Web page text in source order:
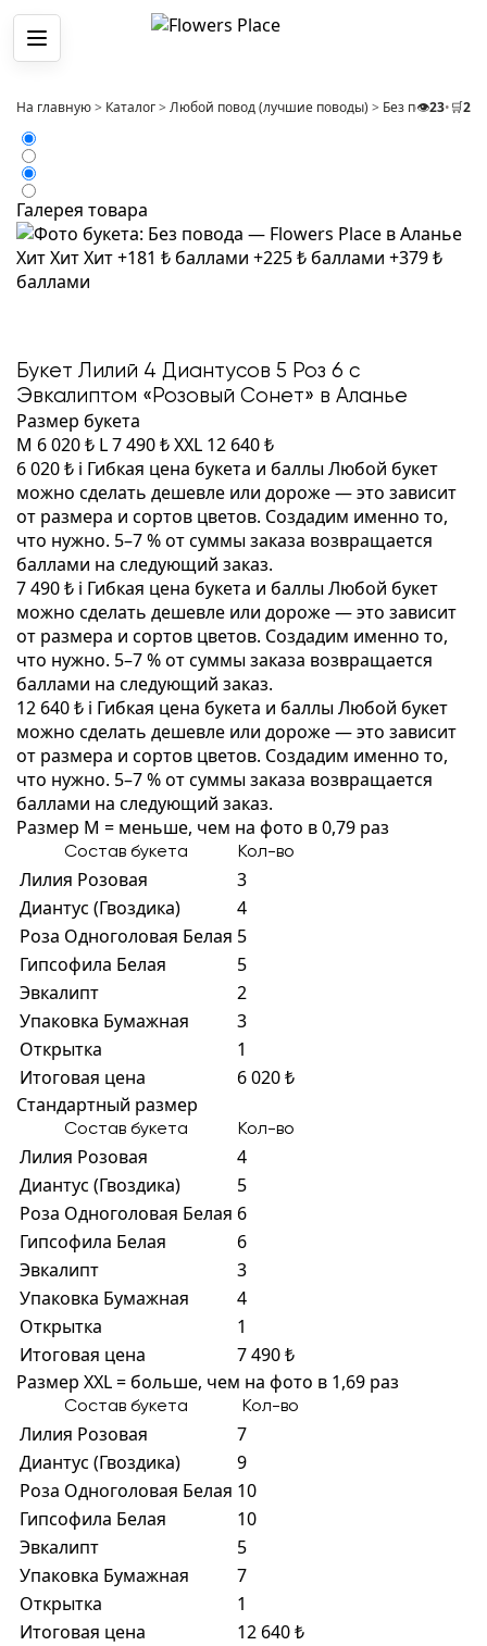
Меню
На главную> Каталог> Любой повод (лучшие поводы) > Без повода>
👁️23•🛒2
Галерея товара
ХитХитХит+181 ₺ баллами +225 ₺ баллами +379 ₺
баллами
Букет Лилий 4 Диантусов 5 Роз 6 с
Эвкалиптом «Розовый Сонет» в Аланье
Размер букета
M 6 020 ₺ L7 490 ₺XXL 12 640 ₺
6 020 ₺ i Гибкая цена букета и баллыЛюбой букет
можно сделать дешевле или дороже — это зависит
от размера и сортов цветов. Создадим именно то,
что нужно. 5–7 % от суммы заказа возвращается
баллами на следующий заказ.
7 490 ₺ i Гибкая цена букета и баллыЛюбой букет
можно сделать дешевле или дороже — это зависит
от размера и сортов цветов. Создадим именно то,
что нужно. 5–7 % от суммы заказа возвращается
баллами на следующий заказ.
12 640 ₺ i Гибкая цена букета и баллыЛюбой букет
можно сделать дешевле или дороже — это зависит
от размера и сортов цветов. Создадим именно то,
что нужно. 5–7 % от суммы заказа возвращается
баллами на следующий заказ.
Размер M = меньше, чем на фото в 0,79 раз
Состав букета Кол-во
Лилия Розовая
3
Диантус (Гвоздика)
4
Роза Одноголовая Белая 5
Гипсофила Белая
5
Эвкалипт
2
Упаковка Бумажная
3
Открытка
1
Итоговая цена
6 020 ₺
Стандартный размер
Состав букета Кол-во
Лилия Розовая
4
Диантус (Гвоздика)
5
Роза Одноголовая Белая 6
Гипсофила Белая
6
Эвкалипт
3
Упаковка Бумажная
4
Открытка
1
Итоговая цена
7 490 ₺
Размер XXL = больше, чем на фото в 1,69 раз
Состав букета Кол-во
Лилия Розовая
7
Диантус (Гвоздика)
9
Роза Одноголовая Белая 10
Гипсофила Белая
10
Эвкалипт
5
Упаковка Бумажная
7
Открытка
1
Итоговая цена
12 640 ₺